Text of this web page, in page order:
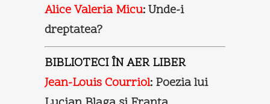
Alice Valeria Micu:Unde-i
dreptatea?
BIBLIOTECI ÎN AER LIBER
Jean-Louis Courriol: Poezia lui